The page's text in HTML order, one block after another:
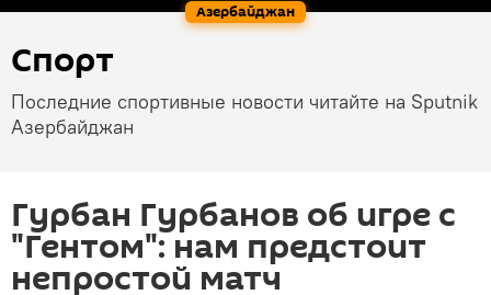
Азербайджан
Спорт
Последние спортивные новости читайте на Sputnik
Азербайджан
Гурбан Гурбанов об игре с
"Гентом": нам предстоит
непростой матч